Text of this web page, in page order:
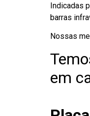
Indicadas
barras
Nossas
em